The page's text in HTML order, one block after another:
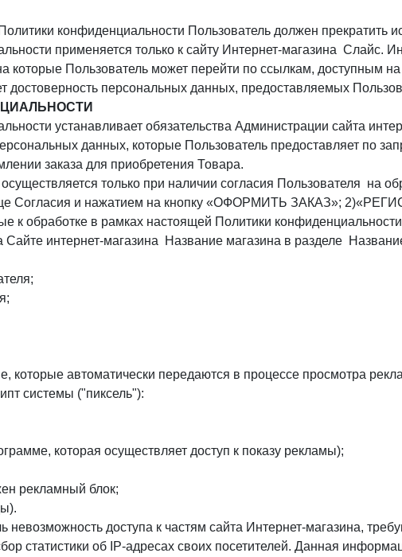
конфиденциальности Пользователь должен прекратить
применяется только к сайту Интернет-магазина Слайс.
которые Пользователь может перейти по ссылкам, доступным
персональных данных, предоставляемых
устанавливает обязательства Администрации сайта
данных, которые Пользователь предоставляет по
заказа для приобретения Товара.
только при наличии согласия Пользователя на
Согласия и нажатием на кнопку «ОФОРМИТЬ ЗАКАЗ»;
к обработке в рамках настоящей Политики
интернет-магазина Название магазина в разделе
которые автоматически передаются в процессе просмотра
системы ("пиксель"):
которая осуществляет доступ к показу рекламы);
рекламный блок;
невозможность доступа к частям сайта Интернет-магазина,
статистики об IP-адресах своих посетителей. Данная